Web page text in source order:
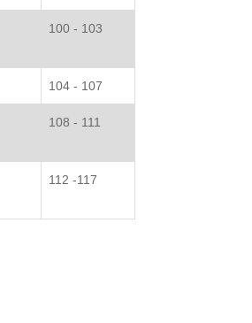
100 - 103
104 - 107
108 - 111
112 -117